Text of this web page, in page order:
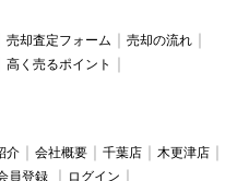
売却査定フォーム
売却の流れ
高く売るポイント
介 会社概要 千葉店
木更津店
員登録
ログイン